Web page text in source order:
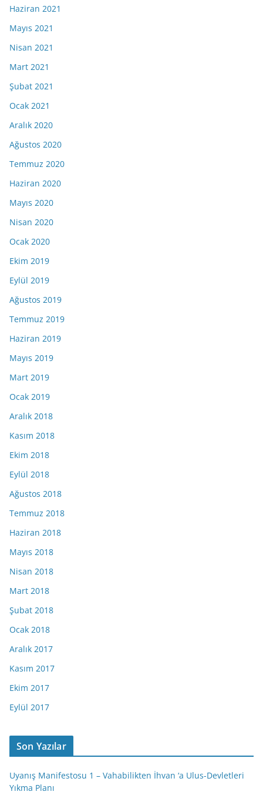
Haziran 2021
Mayıs 2021
Nisan 2021
Mart 2021
Şubat 2021
Ocak 2021
Aralık 2020
Ağustos 2020
Temmuz 2020
Haziran 2020
Mayıs 2020
Nisan 2020
Ocak 2020
Ekim 2019
Eylül 2019
Ağustos 2019
Temmuz 2019
Haziran 2019
Mayıs 2019
Mart 2019
Ocak 2019
Aralık 2018
Kasım 2018
Ekim 2018
Eylül 2018
Ağustos 2018
Temmuz 2018
Haziran 2018
Mayıs 2018
Nisan 2018
Mart 2018
Şubat 2018
Ocak 2018
Aralık 2017
Kasım 2017
Ekim 2017
Eylül 2017
Son Yazılar
Uyanış Manifestosu 1 – Vahabilikten İhvan ‘a Ulus-Devletleri
Yıkma Planı